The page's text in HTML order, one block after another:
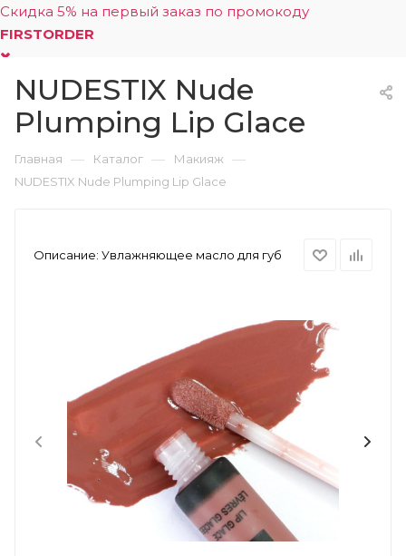
Скидка 5% на первый заказ по промокоду
FIRSTORDER
0
NUDESTIX Nude
Plumping Lip Glace
Главная — Каталог — Макияж —
NUDESTIX Nude Plumping Lip Glace
Описание: Увлажняющее масло для губ